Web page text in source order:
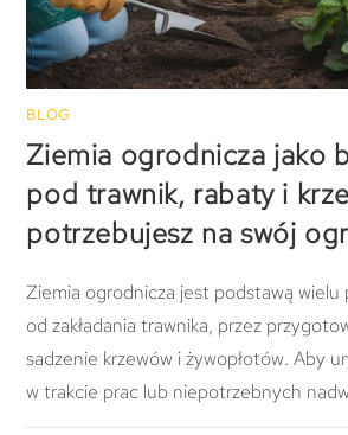
BLOG
Ziemia ogrodnicza jako
pod trawnik, rabaty i
potrzebujesz na swój
Ziemia ogrodnicza jest podstawą
od zakładania trawnika, przez
sadzenie krzewów i żywopłotów. Aby
w trakcie prac lub niepotrzebnych